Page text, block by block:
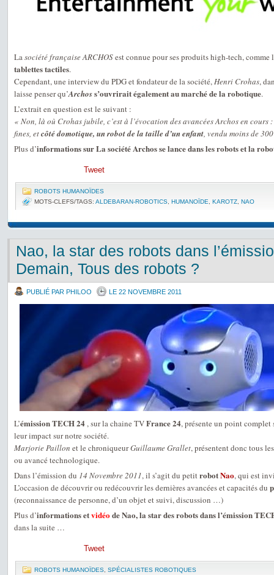
Lasociété française ARCHOSest connue pour ses produits high-tech, comme
tablettes tactiles.
Cependant, une interview du PDG et fondateur de la société,Henri Crohas,
laisse penser qu’Archoss’ouvrirait également au marché de la robotique.
L’extrait en question est le suivant :
« Non, là où Crohas jubile, c’est à l’évocation des avancées Archos en cours
fines, etcôté domotique, un robot de la taille d’un enfant, vendu moins de
Plus d’informations sur La société Archos se lance dans les robots et la
Tweet
ROBOTS HUMANOÏDES
MOTS-CLEFS/TAGS: ALDEBARAN-ROBOTICS HUMANOÏDE KAROTZ NAO
Nao, la star des robots dans
Demain, Tous des robots ?
PUBLIÉ PAR PHILOO LE 22 NOVEMBRE 2011
L’émission TECH 24, sur la chaine TVFrance 24, présente un point complet
leur impact sur notre société.
Marjorie Paillon et le chroniqueurGuillaume Grallet, présentent donc tous
ou avancé technologique.
Dans l’émission du 14 Novembre 2011, il s’agit du petitrobotNao, qui est
L’occasion de découvrir ou redécouvrir les dernières avancées et capacités du
(reconnaissance de personne, d’un objet et suivi, discussion …)
Plus d’informations etvidéode Nao, la star des robots dans l’émission
dans la suite …
Tweet
ROBOTS HUMANOÏDES SPÉCIALISTES ROBOTIQUES